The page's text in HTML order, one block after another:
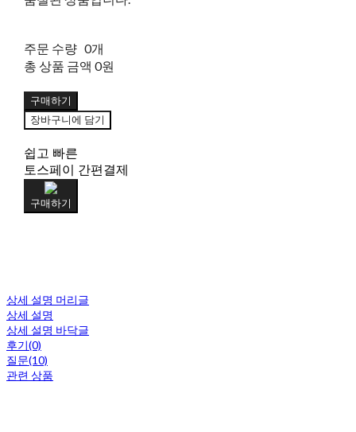
주문 수량 0개
총 상품 금액 0원
구매하기
장바구니에 담기
쉽고 빠른
토스페이 간편결제
구매하기
상세 설명 머리글
상세 설명
상세 설명 바닥글
후기(0)
질문(10)
관련 상품